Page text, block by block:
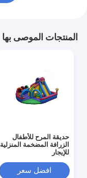
المنتجات الموصى بها
حديقة المرح للأطفال
الزرافة المضخمة المنزلية
للإيجار
افضل سعر